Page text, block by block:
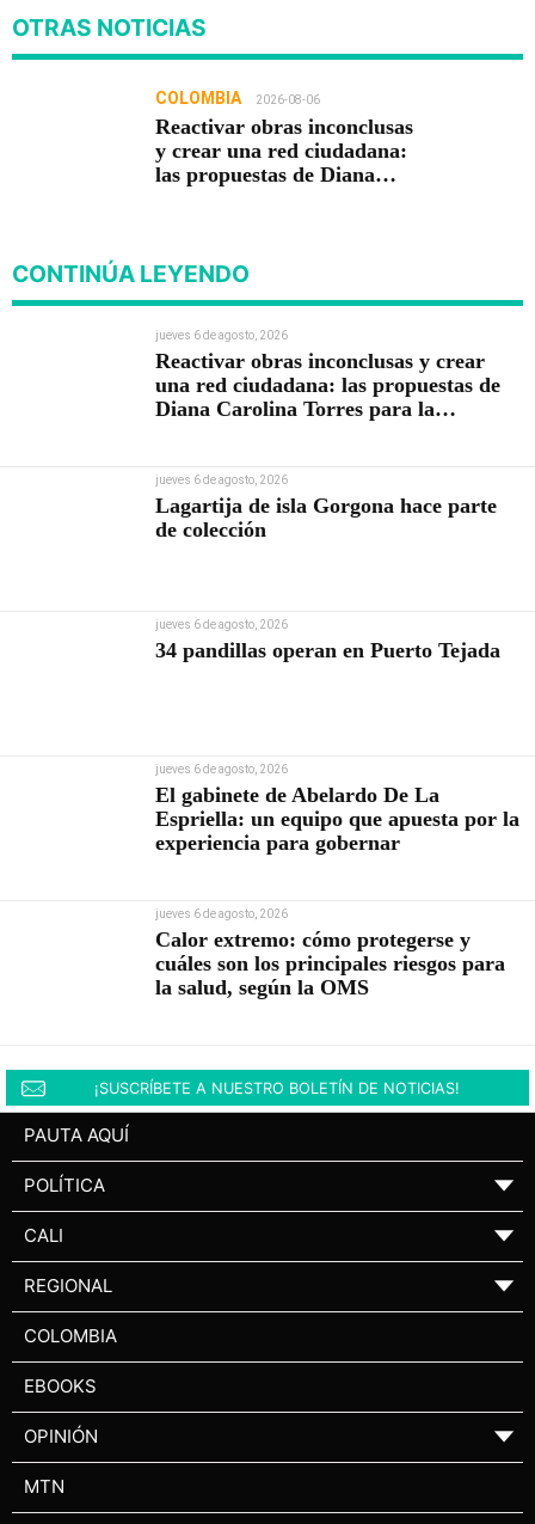
OTRAS NOTICIAS
COLOMBIA 2026-08-06
Reactivar obras inconclusas
y crear una red ciudadana:
las propuestas de Diana
CONTINÚA LEYENDO
jueves 6 de agosto, 2026
Reactivar obras inconclusas y crear
una red ciudadana: las propuestas de
Diana Carolina Torres para la
jueves 6 de agosto, 2026
Lagartija de isla Gorgona hace parte
de colección
jueves 6 de agosto, 2026
34 pandillas operan en Puerto Tejada
jueves 6 de agosto, 2026
El gabinete de Abelardo De La
Espriella: un equipo que apuesta por la
experiencia para gobernar
jueves 6 de agosto, 2026
Calor extremo: cómo protegerse y
cuáles son los principales riesgos para
la salud, según la OMS
¡SUSCRÍBETE A NUESTRO BOLETÍN DE NOTICIAS!
PAUTA AQUÍ
POLÍTICA ▼
CALI ▼
REGIONAL ▼
COLOMBIA
EBOOKS
OPINIÓN ▼
MTN